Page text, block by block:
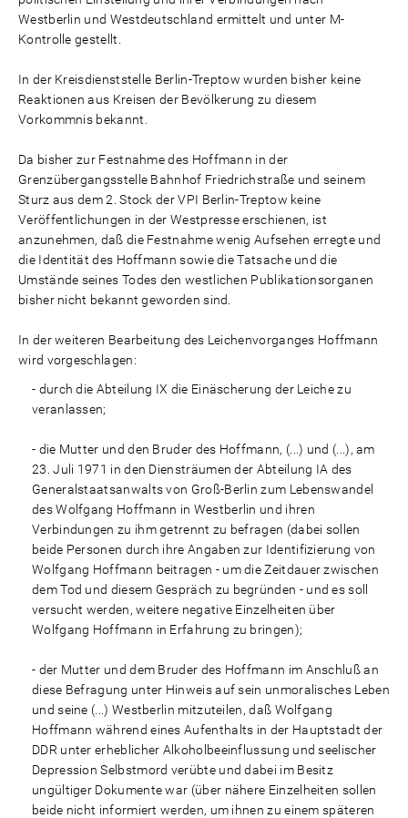
Westberlin und Westdeutschland ermittelt und unter M-
Kontrolle gestellt.
In der Kreisdienststelle Berlin-Treptow wurden bisher keine
Reaktionen aus Kreisen der Bevölkerung zu diesem
Vorkommnis bekannt.
Da bisher zur Festnahme des Hoffmann in der
Grenzübergangsstelle Bahnhof Friedrichstraße und seinem
Sturz aus dem 2. Stock der VPI Berlin-Treptow keine
Veröffentlichungen in der Westpresse erschienen, ist
anzunehmen, daß die Festnahme wenig Aufsehen erregte und
die Identität des Hoffmann sowie die Tatsache und die
Umstände seines Todes den westlichen Publikationsorganen
bisher nicht bekannt geworden sind.
In der weiteren Bearbeitung des Leichenvorganges Hoffmann
wird vorgeschlagen:
- durch die Abteilung IX die Einäscherung der Leiche zu
veranlassen;
- die Mutter und den Bruder des Hoffmann, (...) und (...), am
23. Juli 1971 in den Diensträumen der Abteilung IA des
Generalstaatsanwalts von Groß-Berlin zum Lebenswandel
des Wolfgang Hoffmann in Westberlin und ihren
Verbindungen zu ihm getrennt zu befragen (dabei sollen
beide Personen durch ihre Angaben zur Identifizierung von
Wolfgang Hoffmann beitragen - um die Zeitdauer zwischen
dem Tod und diesem Gespräch zu begründen - und es soll
versucht werden, weitere negative Einzelheiten über
Wolfgang Hoffmann in Erfahrung zu bringen);
- der Mutter und dem Bruder des Hoffmann im Anschluß an
diese Befragung unter Hinweis auf sein unmoralisches Leben
und seine (...) Westberlin mitzuteilen, daß Wolfgang
Hoffmann während eines Aufenthalts in der Hauptstadt der
DDR unter erheblicher Alkoholbeeinflussung und seelischer
Depression Selbstmord verübte und dabei im Besitz
ungültiger Dokumente war (über nähere Einzelheiten sollen
beide nicht informiert werden, um ihnen zu einem späteren